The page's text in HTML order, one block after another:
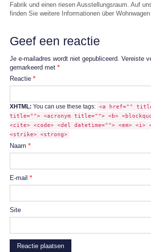
Fabrik und einen riesen Ausstellungsraum. Auf
finden Sie weitere Informationen über
Geef een reactie
Je e-mailadres wordt niet gepubliceerd. Vereiste
gemarkeerd met *
Reactie *
XHTML: You can use these tags: <a href=""
title=""> <acronym title=""> <b>
<cite> <code> <del datetime=""> <em> <i>
<strike> <strong>
Naam *
E-mail *
Site